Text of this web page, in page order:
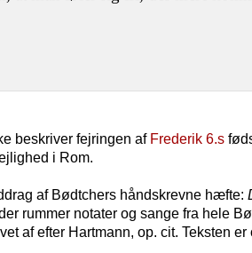
beskriver fejringen af Frederik 6.s
i Rom.
af Bødtchers håndskrevne hæfte:
rummer notater og sange fra hele
af efter Hartmann, op. cit. Teksten